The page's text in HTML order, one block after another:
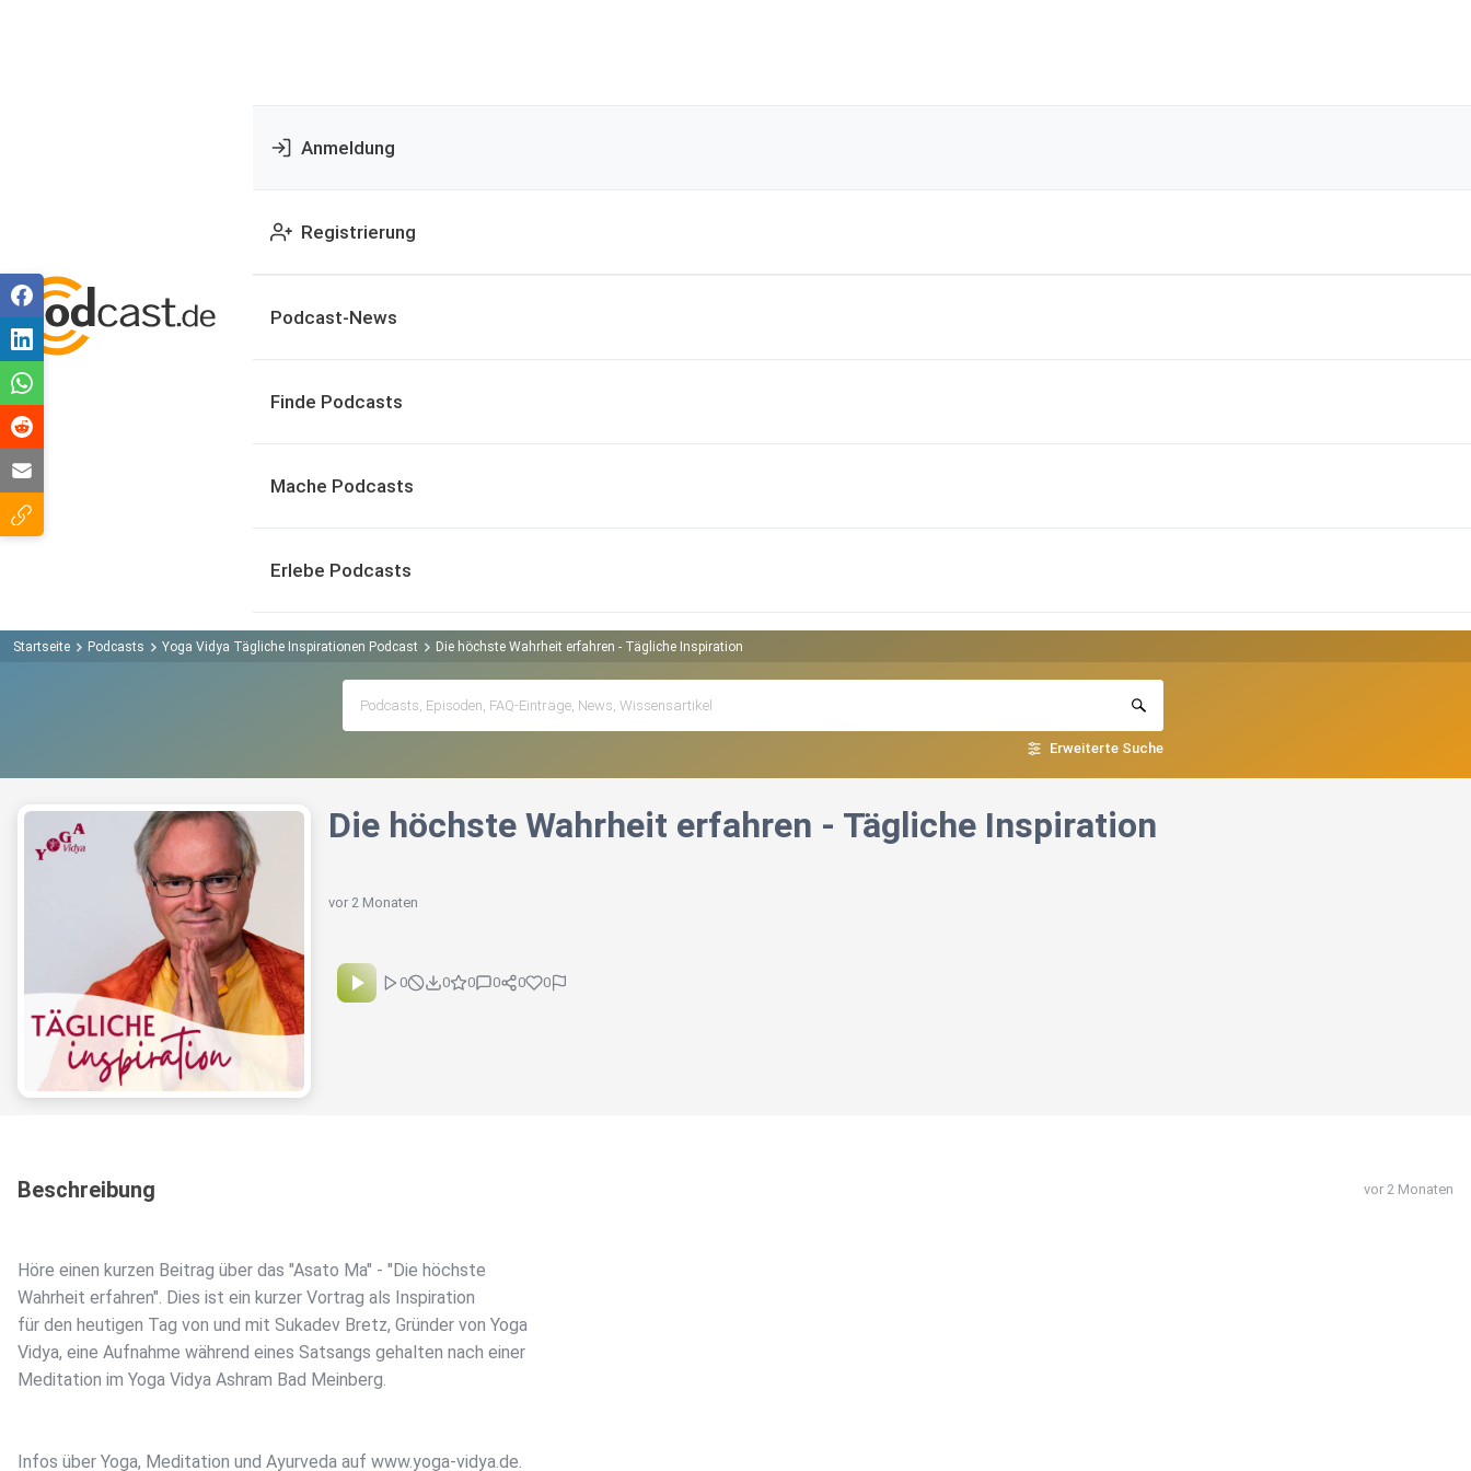
Anmeldung
Registrierung
Podcast-News
Finde Podcasts
Mache Podcasts
Erlebe Podcasts
Startseite Podcasts Yoga Vidya Tägliche Inspirationen Podcast Die höchste Wahrheit erfahren - Tägliche Inspiration
Erweiterte Suche
Die höchste Wahrheit erfahren - Tägliche Inspiration
vor 2 Monaten
0 0 0 0 0 0
Beschreibung vor 2 Monaten
Höre einen kurzen Beitrag über das "Asato Ma" - "Die höchste
Wahrheit erfahren". Dies ist ein kurzer Vortrag als Inspiration
für den heutigen Tag von und mit Sukadev Bretz, Gründer von Yoga
Vidya, eine Aufnahme während eines Satsangs gehalten nach einer
Meditation im Yoga Vidya Ashram Bad Meinberg.
Infos über Yoga, Meditation und Ayurveda auf www.yoga-vidya.de.